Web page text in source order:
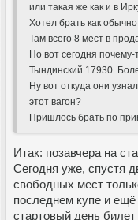
или такая же как и в
Хотел брать как
Там всего 8 мест в
Но вот сегодня
Тындинский 17930.
Ну вот откуда они
этот вагон?
Пришлось брать по
Итак: позавчера на
Сегодня уже, спустя
свободных мест
последнем купе и
стартовый день